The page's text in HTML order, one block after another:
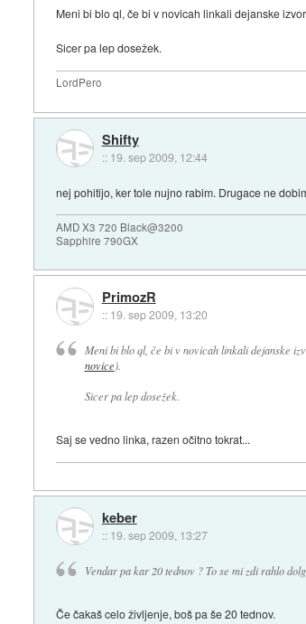
Meni bi blo ql, če bi v novicah linkali dejanske
Sicer pa lep dosežek.
LordPero
Shifty
:: 19. sep 2009, 12:44
nej pohitijo, ker tole nujno rabim. Drugace ne
AMD X3 720 Black@3200
Sapphire 790GX
PrimozR
:: 19. sep 2009, 13:20
Meni bi blo ql, če bi v novicah linkali dejanske
novice).
Sicer pa lep dosežek.
Saj se vedno linka, razen očitno tokrat...
keber
:: 19. sep 2009, 13:27
Vendar pa kar 20 tednov ? To se mi zdi rahlo
Če čakaš celo življenje, boš pa še 20 tednov.